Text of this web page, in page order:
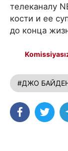
телеканалу
кости и ее
до конца
#ДЖО